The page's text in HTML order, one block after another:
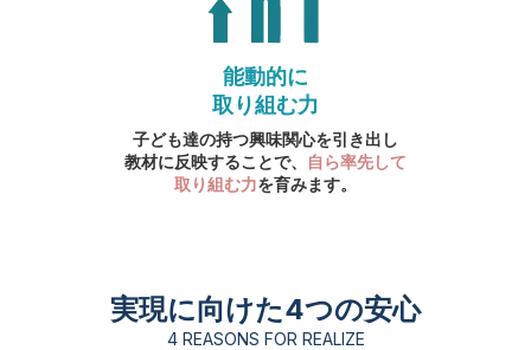
能動的に
取り組む力
子ども達の持つ興味関心を引き出し
教材に反映することで、
自ら率先して
取り組む力を育みます。
実現に向けた4つの安心
4 REASONS FOR REALIZE